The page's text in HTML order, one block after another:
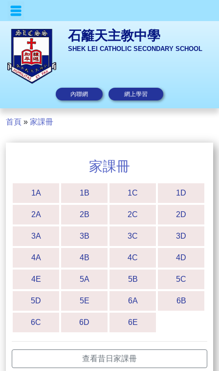
石籬天主教中學
SHEK LEI CATHOLIC SECONDARY SCHOOL
內聯網 網上學習
首頁 » 家課冊
家課冊
1A 1B 1C 1D
2A 2B 2C 2D
3A 3B 3C 3D
4A 4B 4C 4D
4E 5A 5B 5C
5D 5E 6A 6B
6C 6D 6E
查看昔日家課冊